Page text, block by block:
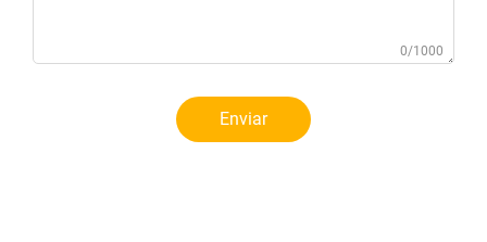
0/1000
Enviar